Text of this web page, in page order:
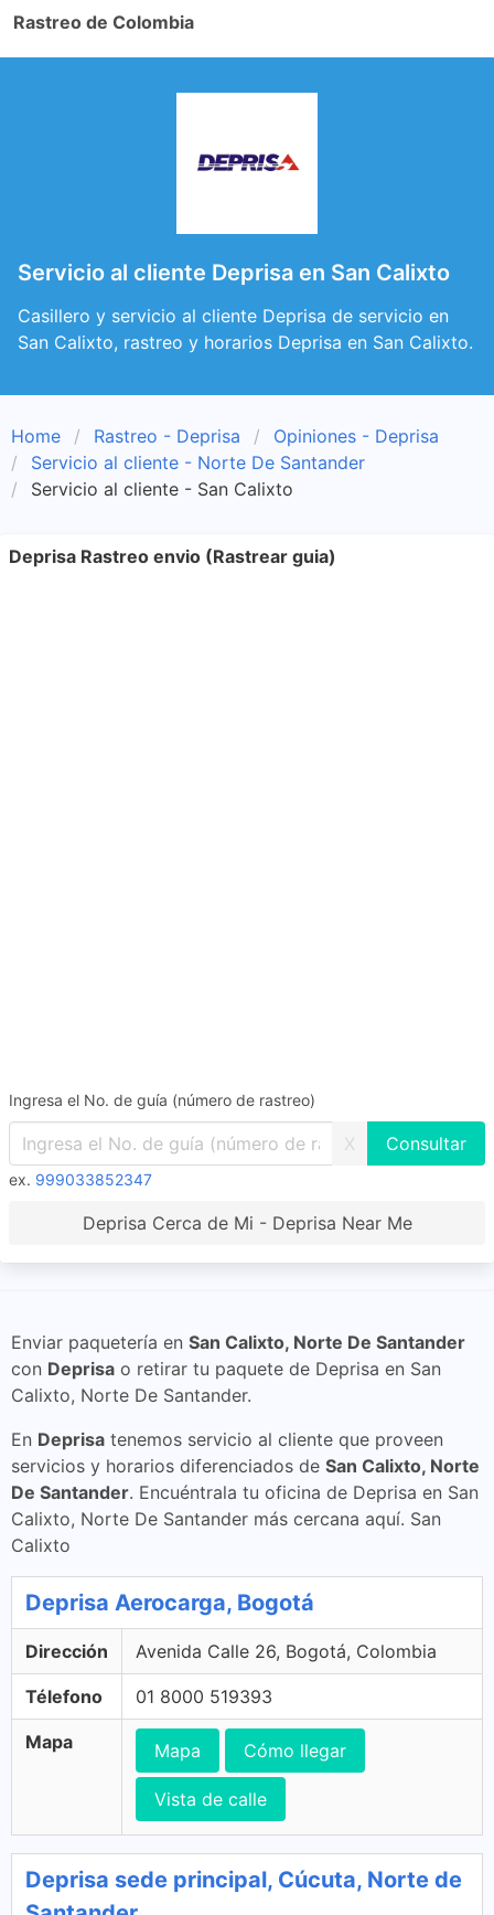
Rastreo de Colombia
Servicio al cliente Deprisa en San Calixto
Casillero y servicio al cliente Deprisa de servicio en
San Calixto, rastreo y horarios Deprisa en San Calixto.
Home Rastreo - Deprisa
Opiniones - Deprisa
Servicio al cliente - Norte De Santander
Servicio al cliente - San Calixto
Deprisa Rastreo envio (Rastrear guia)
Ingresa el No. de guía (número de rastreo)
X
ex. 999033852347
Deprisa Cerca de Mi - Deprisa Near Me
Enviar paquetería en San Calixto, Norte De Santander
con Deprisa o retirar tu paquete de Deprisa en San
Calixto, Norte De Santander.
En Deprisa tenemos servicio al cliente que proveen
servicios y horarios diferenciados de San Calixto, Norte
De Santander. Encuéntrala tu oficina de Deprisa en San
Calixto, Norte De Santander más cercana aquí. San
Calixto
Deprisa Aerocarga, Bogotá
Dirección Avenida Calle 26, Bogotá, Colombia
Télefono 01 8000 519393
Mapa Mapa Cómo llegar
Vista de calle
Deprisa sede principal, Cúcuta, Norte de